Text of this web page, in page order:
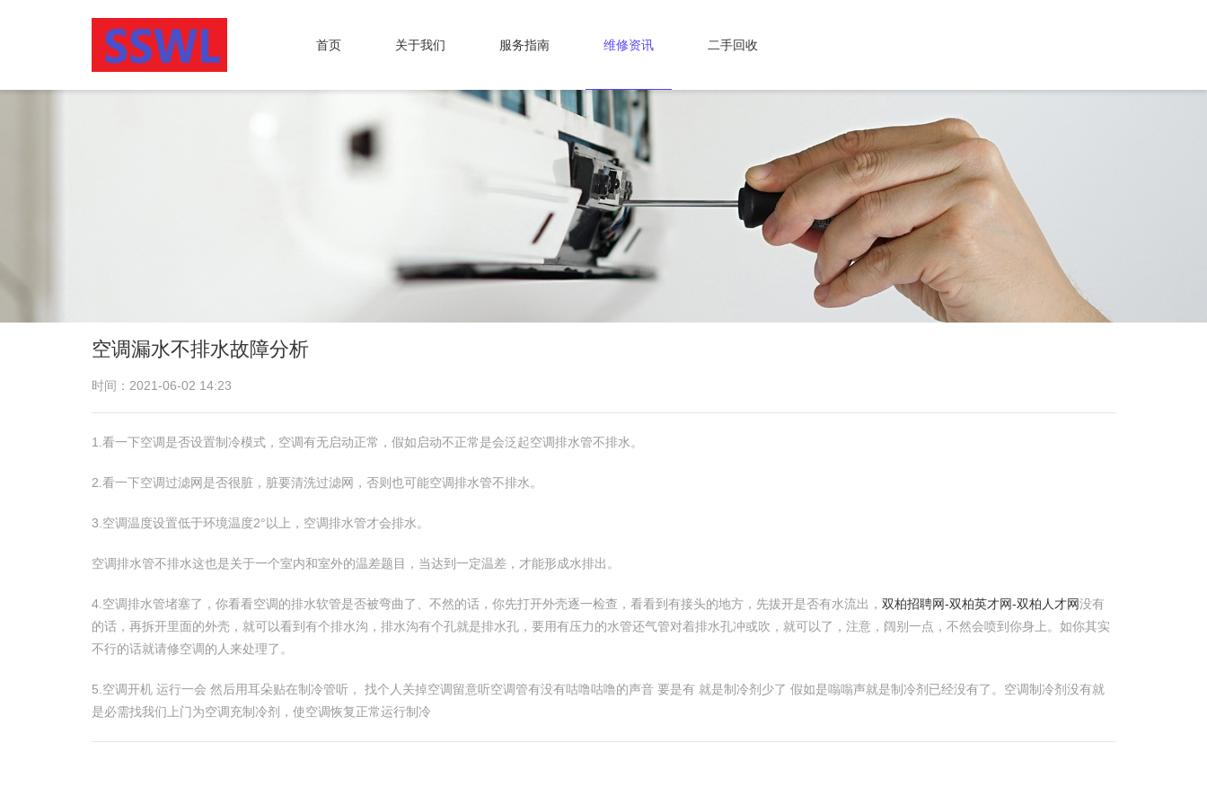
首页 关于我们 服务指南 维修资讯 二手回收
空调漏水不排水故障分析
时间：2021-06-02 14:23
1.看一下空调是否设置制冷模式，空调有无启动正常，假如启动不正常是会泛起空调排水管不排水。
2.看一下空调过滤网是否很脏，脏要清洗过滤网，否则也可能空调排水管不排水。
3.空调温度设置低于环境温度2°以上，空调排水管才会排水。
空调排水管不排水这也是关于一个室内和室外的温差题目，当达到一定温差，才能形成水排出。
4.空调排水管堵塞了，你看看空调的排水软管是否被弯曲了、不然的话，你先打开外壳逐一检查，看看到有接头的地方，先拔开是否有水流出， 双柏招聘网-双柏英才网-双柏人才网没有
的话，再拆开里面的外壳，就可以看到有个排水沟，排水沟有个孔就是排水孔，要用有压力的水管还气管对着排水孔冲或吹，就可以了，注意，阔别一点，不然会喷到你身上。如你其实
不行的话就请修空调的人来处理了。
5.空调开机 运行一会 然后用耳朵贴在制冷管听， 找个人关掉空调留意听空调管有没有咕噜咕噜的声音 要是有 就是制冷剂少了 假如是嗡嗡声就是制冷剂已经没有了。空调制冷剂没有就
是必需找我们上门为空调充制冷剂，使空调恢复正常运行制冷